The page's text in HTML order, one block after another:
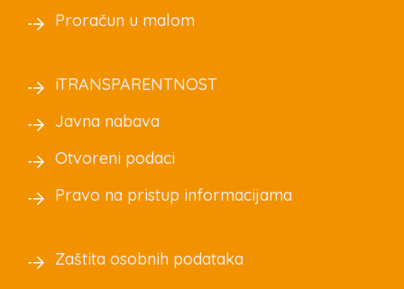
Proračun u malom
iTRANSPARENTNOST
Javna nabava
Otvoreni podaci
Pravo na pristup informacijama
Zaštita osobnih podataka